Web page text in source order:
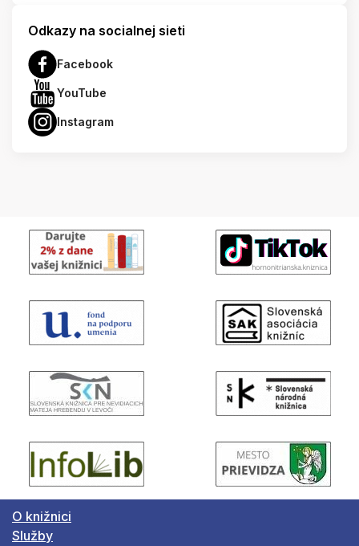
Odkazy na socialnej sieti
Facebook
YouTube
Instagram
O knižnici
Služby